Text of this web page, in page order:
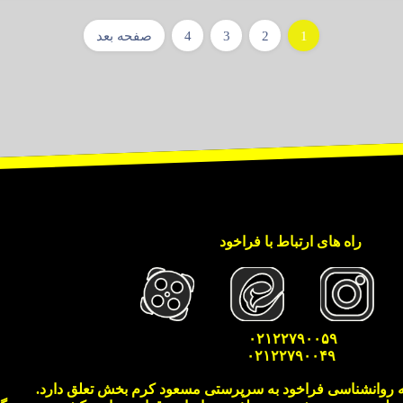
1
2
3
4 صفحه بعد
راه های ارتباط با فراخود
۰۲۱۲۲۷۹۰۰۵۹
۰۲۱۲۲۷۹۰۰۴۹
روانشناسی فراخود به سرپرستی مسعود کرم بخش تعلق دارد.